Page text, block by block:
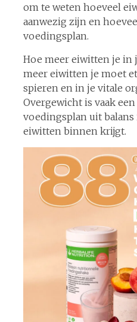
om te weten hoeveel
aanwezig zijn en
voedingsplan.
Hoe meer eiwitten je in
meer eiwitten je moet
spieren en in je vitale
Overgewicht is vaak
voedingsplan uit
eiwitten binnen krijgt.